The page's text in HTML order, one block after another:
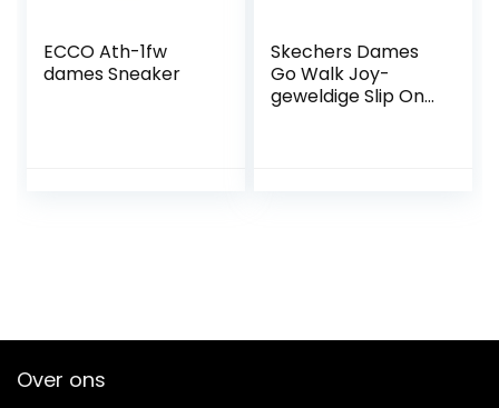
ECCO Ath-1fw
dames Sneaker
Skechers Dames
Go Walk Joy-
geweldige Slip On
Over ons